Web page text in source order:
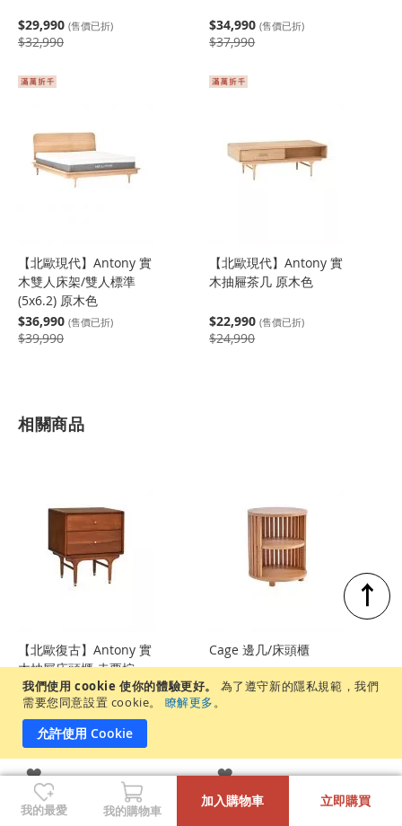
我們使用 cookie 使你的體驗更好。
為了遵守新的隱私規範，我們
需要您同意設置 cookie。
瞭解更多。
允許使用 Cookie
$29,990 (售價已折)
$32,990
$34,990 (售價已折)
$37,990
【北歐現代】Antony 實
木雙人床架/雙人標準
(5x6.2) 原木色
$36,990 (售價已折)
$39,990
【北歐現代】Antony 實
木抽屜茶几 原木色
$22,990 (售價已折)
$24,990
相關商品
【北歐復古】Antony 實
木抽屜床頭櫃 赤栗棕
$8,990
登
入
Cage 邊几/床頭櫃
$6,990
登
入
↑
我的最愛 我的購物車
加入購物車 立即購買
+
-